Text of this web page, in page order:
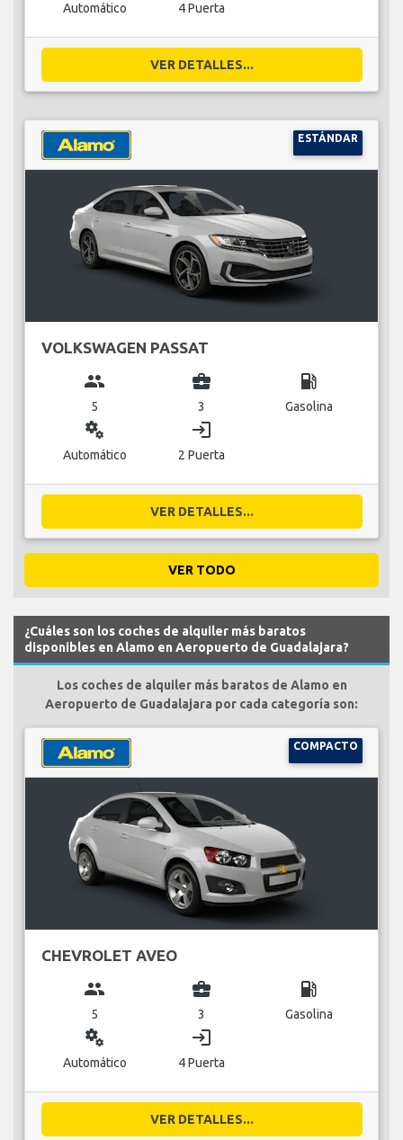
Automático 4 Puerta
VER DETALLES...
ESTÁNDAR
VOLKSWAGEN PASSAT
group
5
business_center
3
local_gas_station
Gasolina
miscellaneous_services
Automático
login
2 Puerta
VER DETALLES...
VER TODO
¿Cuáles son los coches de alquiler más baratos
disponibles en Alamo en Aeropuerto de Guadalajara?
Los coches de alquiler más baratos de Alamo en
Aeropuerto de Guadalajara por cada categoría son:
COMPACTO
CHEVROLET AVEO
group
5
business_center
3
local_gas_station
Gasolina
miscellaneous_services
Automático
login
4 Puerta
VER DETALLES...